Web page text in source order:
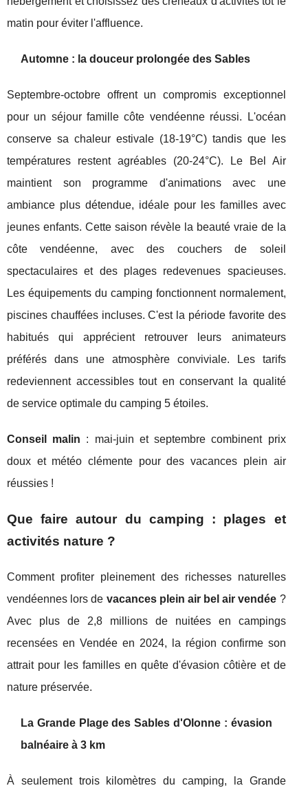
matin pour éviter l'affluence.
Automne : la douceur prolongée des Sables
Septembre-octobre offrent un compromis exceptionnel
pour un séjour famille côte vendéenne réussi. L'océan
conserve sa chaleur estivale (18-19°C) tandis que les
températures restent agréables (20-24°C). Le Bel Air
maintient son programme d'animations avec une
ambiance plus détendue, idéale pour les familles avec
jeunes enfants. Cette saison révèle la beauté vraie de la
côte vendéenne, avec des couchers de soleil
spectaculaires et des plages redevenues spacieuses.
Les équipements du camping fonctionnent normalement,
piscines chauffées incluses. C'est la période favorite des
habitués qui apprécient retrouver leurs animateurs
préférés dans une atmosphère conviviale. Les tarifs
redeviennent accessibles tout en conservant la qualité
de service optimale du camping 5 étoiles.
Conseil malin : mai-juin et septembre combinent prix
doux et météo clémente pour des vacances plein air
réussies !
Que faire autour du camping : plages et
activités nature ?
Comment profiter pleinement des richesses naturelles
vendéennes lors de vacances plein air bel air vendée ?
Avec plus de 2,8 millions de nuitées en campings
recensées en Vendée en 2024, la région confirme son
attrait pour les familles en quête d'évasion côtière et de
nature préservée.
La Grande Plage des Sables d'Olonne : évasion
balnéaire à 3 km
À seulement trois kilomètres du camping, la Grande